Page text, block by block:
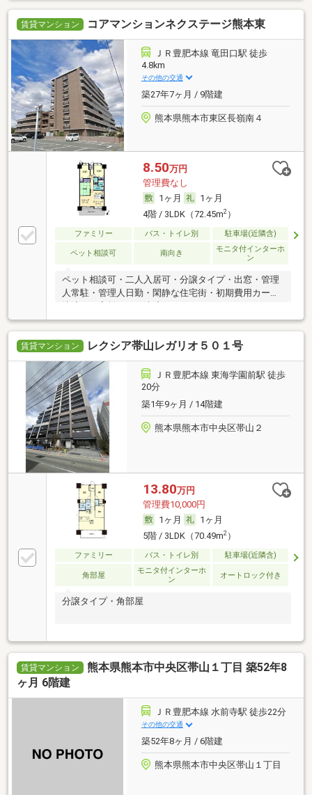
賃貸マンション コアマンションネクステージ熊本東
ＪＲ豊肥本線 竜田口駅 徒歩
4.8km
その他の交通
築27年7ヶ月 / 9階建
熊本県熊本市東区長嶺南４
8.50万円
管理費なし
1ヶ月
1ヶ月
4階 / 3LDK（72.45m2）
ファミリー バス・トイレ別 駐車場(近隣含)
ペット相談可 南向き
モニタ付インターホ
ン
ペット相談可・二人入居可・分譲タイプ・出窓・管理
人常駐・管理人日勤・閑静な住宅街・初期費用カード
賃貸マンション レクシア帯山レガリオ５０１号
ＪＲ豊肥本線 東海学園前駅 徒歩
20分
築1年9ヶ月 / 14階建
熊本県熊本市中央区帯山２
13.80万円
管理費10,000円
1ヶ月
1ヶ月
5階 / 3LDK（70.49m2）
ファミリー バス・トイレ別 駐車場(近隣含)
角部屋
モニタ付インターホ
ン
オートロック付き
分譲タイプ・角部屋
賃貸マンション
熊本県熊本市中央区帯山１丁目 築52年8
ヶ月 6階建
ＪＲ豊肥本線 水前寺駅 徒歩22分
その他の交通
築52年8ヶ月 / 6階建
熊本県熊本市中央区帯山１丁目